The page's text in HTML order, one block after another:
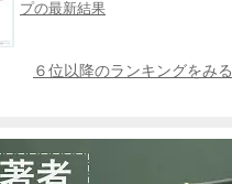
プの最新結果
６位以降のランキングをみる